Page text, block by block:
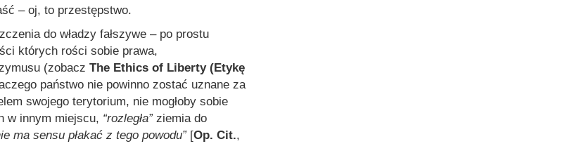
– oj, to przestępstwo.
do władzy fałszywe – po prostu
których rości sobie prawa,
(zobacz The Ethics of Liberty (Etykę
państwo nie powinno zostać uznane za
swojego terytorium, nie mogłoby sobie
w innym miejscu, “rozległa”ziemia do
ma sensu płakać z tego powodu”[Op. Cit.,